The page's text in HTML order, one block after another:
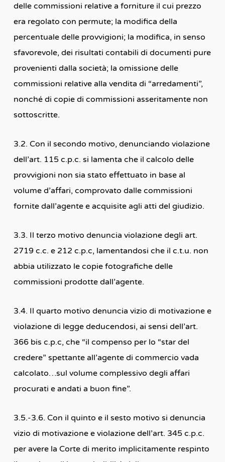
delle commissioni relative a forniture il cui prezzo
era regolato con permute; la modifica della
percentuale delle provvigioni; la modifica, in senso
sfavorevole, dei risultati contabili di documenti pure
provenienti dalla società; la omissione delle
commissioni relative alla vendita di “arredamenti”,
nonché di copie di commissioni asseritamente non
sottoscritte.
3.2. Con il secondo motivo, denunciando violazione
dell’art. 115 c.p.c. si lamenta che il calcolo delle
provvigioni non sia stato effettuato in base al
volume d’affari, comprovato dalle commissioni
fornite dall’agente e acquisite agli atti del giudizio.
3.3. Il terzo motivo denuncia violazione degli art.
2719 c.c. e 212 c.p.c, lamentandosi che il c.t.u. non
abbia utilizzato le copie fotografiche delle
commissioni prodotte dall’agente.
3.4. Il quarto motivo denuncia vizio di motivazione e
violazione di legge deducendosi, ai sensi dell’art.
366 bis c.p.c, che “il compenso per lo “star del
credere” spettante all’agente di commercio vada
calcolato…sul volume complessivo degli affari
procurati e andati a buon fine”.
3.5.-3.6. Con il quinto e il sesto motivo si denuncia
vizio di motivazione e violazione dell’art. 345 c.p.c.
per avere la Corte di merito implicitamente respinto